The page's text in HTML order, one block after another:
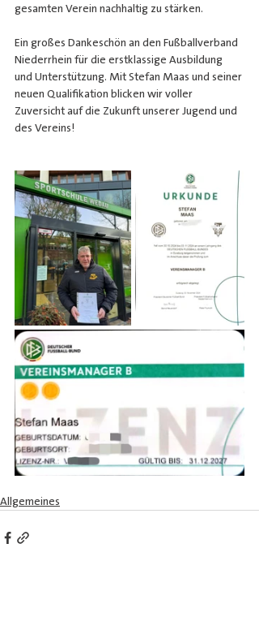
gesamten Verein nachhaltig zu stärken.
Ein großes Dankeschön an den Fußballverband
Niederrhein für die erstklassige Ausbildung
und Unterstützung. Mit Stefan Maas und seiner
neuen Qualifikation blicken wir voller
Zuversicht auf die Zukunft unserer Jugend und
des Vereins!
Allgemeines